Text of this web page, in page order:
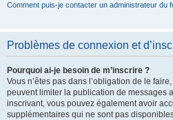
Comment puis-je contacter un administrateur du
Problèmes de connexion et
Pourquoi ai-je besoin de m’inscrire ?
Vous n’êtes pas dans l’obligation de le
peuvent limiter la publication de messages
inscrivant, vous pouvez également avoir
supplémentaires qui ne sont pas